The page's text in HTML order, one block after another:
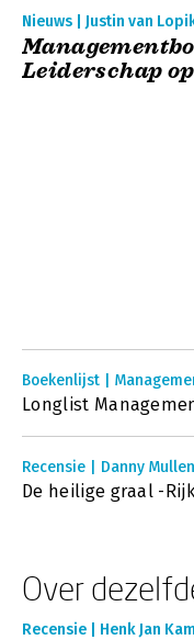
Nieuws | Justin van
Leiderschap
Boekenlijst |
Longlist
Recensie | Danny
De heilige graal -
Over
Recensie | Henk Jan